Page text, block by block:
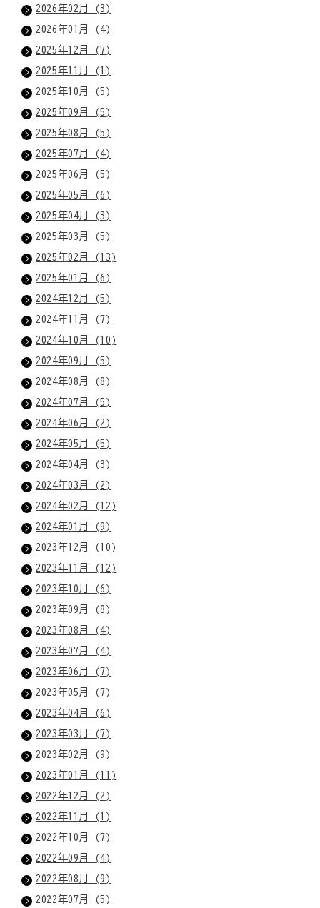
2026年02月 (3)
2026年01月 (4)
2025年12月 (7)
2025年11月 (1)
2025年10月 (5)
2025年09月 (5)
2025年08月 (5)
2025年07月 (4)
2025年06月 (5)
2025年05月 (6)
2025年04月 (3)
2025年03月 (5)
2025年02月 (13)
2025年01月 (6)
2024年12月 (5)
2024年11月 (7)
2024年10月 (10)
2024年09月 (5)
2024年08月 (8)
2024年07月 (5)
2024年06月 (2)
2024年05月 (5)
2024年04月 (3)
2024年03月 (2)
2024年02月 (12)
2024年01月 (9)
2023年12月 (10)
2023年11月 (12)
2023年10月 (6)
2023年09月 (8)
2023年08月 (4)
2023年07月 (4)
2023年06月 (7)
2023年05月 (7)
2023年04月 (6)
2023年03月 (7)
2023年02月 (9)
2023年01月 (11)
2022年12月 (2)
2022年11月 (1)
2022年10月 (7)
2022年09月 (4)
2022年08月 (9)
2022年07月 (5)